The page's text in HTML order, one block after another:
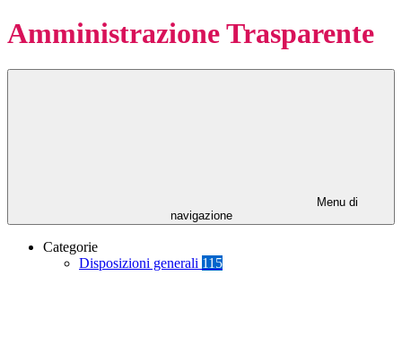
Amministrazione Trasparente
Menu di
navigazione
Categorie
Disposizioni generali 115